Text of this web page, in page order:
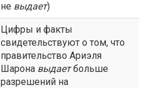
не выдает)
Цифры и факты
свидетельствуют о том, что
правительство Ариэля
Шарона выдаетбольше
разрешений на